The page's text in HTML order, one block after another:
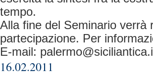
tempo.
Alla fine del Seminario verrà
partecipazione. Per
E-mail:
16.02.2011